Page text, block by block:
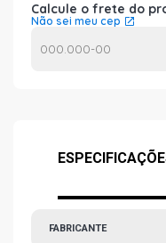
Calcule o frete do
Não sei meu cep
FABRICANTE